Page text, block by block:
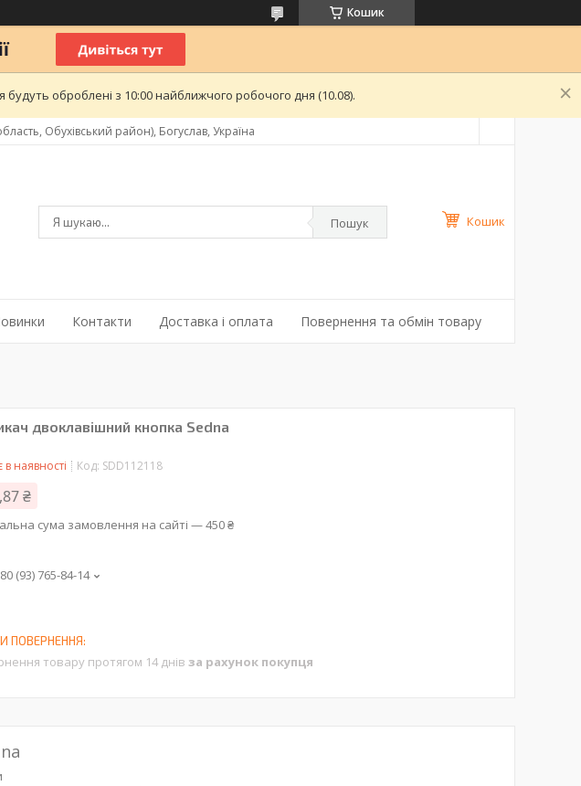
Кошик
оброблені з 10:00 найближчого робочого дня (10.08).
Обухівський район), Богуслав, Україна
Пошук Кошик
Контакти Доставка і оплата Повернення та обмін товару
двоклавішний кнопка Sedna
наявності Код: SDD112118
₴
сума замовлення на сайті — 450 ₴
(93) 765-84-14
товару протягом 14 днів за рахунок покупця